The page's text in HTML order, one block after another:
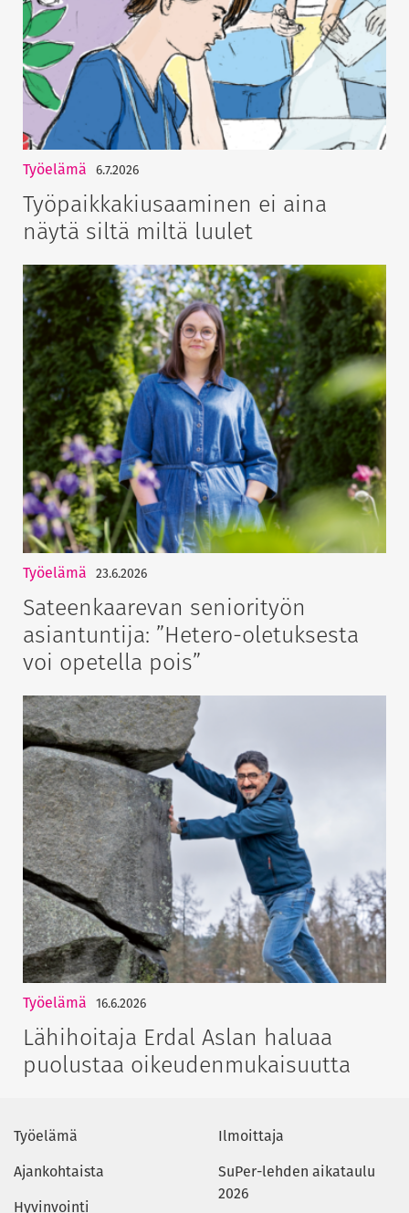
Työelämä 6.7.2026
Työpaikkakiusaaminen ei aina
näytä siltä miltä luulet
Työelämä 23.6.2026
Sateenkaarevan seniorityön
asiantuntija: ”Hetero-oletuksesta
voi opetella pois”
Työelämä 16.6.2026
Lähihoitaja Erdal Aslan haluaa
puolustaa oikeudenmukaisuutta
Työelämä
Ajankohtaista
Hyvinvointi
Ilmoittaja
SuPer-lehden aikataulu
2026